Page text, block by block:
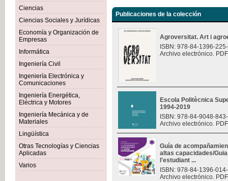
Ciencias
Ciencias Sociales y Jurídicas
Economía y Organización de
Empresas
Informática
Ingeniería Civil
Ingeniería Electrónica y
Comunicaciones
Ingeniería Energética,
Eléctrica y Motores
Ingeniería Mecánica y de
Materiales
Lingüística
Otras Tecnologías y Ciencias
Aplicadas
Varios
Publicaciones de la colección
Agroversitat. Art i
ISBN: 978-84-1396-
Archivo electrónico.
Escola Politècnica
1994-2019
ISBN: 978-84-9048-
Archivo electrónico.
Guía de
altas capacidades/
l'estudiant ...
ISBN: 978-84-1396-
Archivo electrónico.